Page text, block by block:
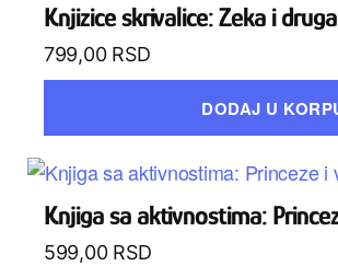
Knjizice skrivalice: Zeka i
799,00 RSD
DODAJ U
Knjiga sa aktivnostima:
599,00 RSD